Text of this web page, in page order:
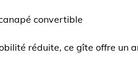
convertible
réduite, ce gîte offre un